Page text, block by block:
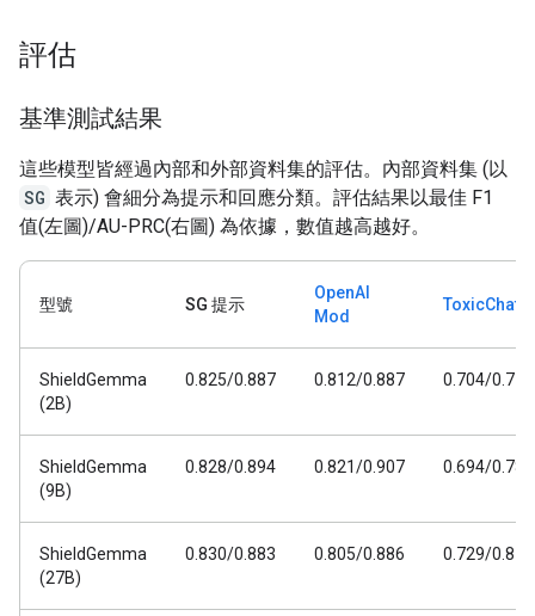
評估
基準測試結果
這些模型皆經過內部和外部資料集的評估。內部資料集 (以
SG 表示) 會細分為提示和回應分類。評估結果以最佳 F1
值(左圖)/AU-PRC(右圖) 為依據，數值越高越好。
型號 SG 提示
OpenAI
Mod
ToxicChat
ShieldGemma
(2B)
0.825/0.887 0.812/0.887 0.704/0.778
ShieldGemma
(9B)
0.828/0.894 0.821/0.907 0.694/0.782
ShieldGemma
(27B)
0.830/0.883 0.805/0.886 0.729/0.811